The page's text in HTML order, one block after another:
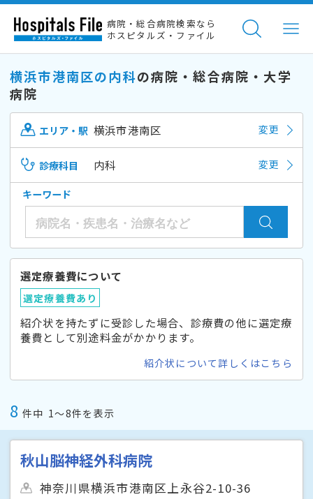
病院・総合病院検索なら
ホスピタルズ・ファイル
横浜市港南区の内科の病院・総合病院・大学
病院
エリア・駅 横浜市港南区 変更
診療科目 内科 変更
キーワード
選定療養費について
選定療養費あり
紹介状を持たずに受診した場合、診療費の他に選定療
養費として別途料金がかかります。
紹介状について詳しくはこちら
8 件中 1〜8件を表示
秋山脳神経外科病院
神奈川県横浜市港南区上永谷2-10-36